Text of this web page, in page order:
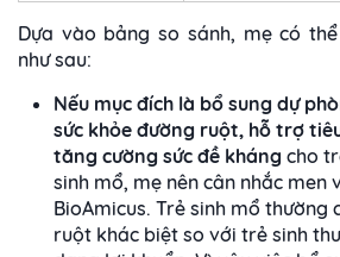
Dựa vào bảng so sánh, mẹ có
như sau:
Nếu mục đích là bổ sung dự
sức khỏe đường ruột, hỗ trợ
tăng cường sức đề kháng cho
sinh mổ, mẹ nên cân nhắc men
BioAmicus. Trẻ sinh mổ thường
ruột khác biệt so với trẻ sinh